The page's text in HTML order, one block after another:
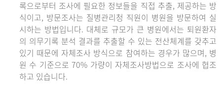
록으로부터 조사에 필요한 정보들을 직접 추출, 제공하는 방
식이고, 방문조사는 질병관리청 직원이 병원을 방문하여 실
시하는 방법입니다. 대체로 규모가 큰 병원에서는 퇴원환자
의 의무기록 분석 결과를 추출할 수 있는 전산체계를 갖추고
있기 때문에 자체조사 방식으로 참여하는 경우가 많으며, 병
원 수 기준으로 70% 가량이 자체조사방법으로 조사에 협조
하고 있습니다.